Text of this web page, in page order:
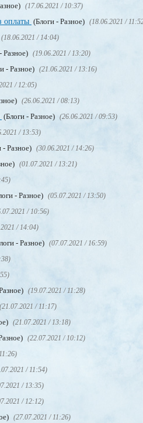
(17.06.2021 / 10:37)
оплаты (Блоги - Разное) (18.06.2021 /
(18.06.2021 / 14:04)
Разное) (19.06.2021 / 13:20)
- Разное) (21.06.2021 / 13:16)
/ 12:05)
(26.06.2021 / 08:13)
(Блоги - Разное) (26.06.2021 / 09:53)
/ 13:53)
- Разное) (30.06.2021 / 14:26)
(01.07.2021 / 13:21)
- Разное) (05.07.2021 / 13:50)
/ 10:56)
/ 14:04)
- Разное) (07.07.2021 / 16:59)
(19.07.2021 / 11:28)
(21.07.2021 / 11:17)
(21.07.2021 / 13:18)
(22.07.2021 / 10:12)
/ 11:54)
/ 13:35)
/ 12:12)
(27.07.2021 / 11:26)